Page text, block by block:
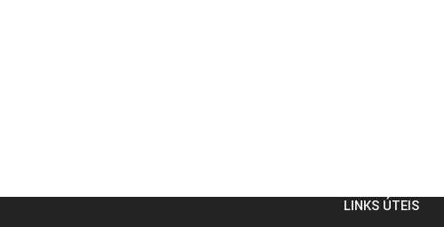
LINKS ÚTEIS